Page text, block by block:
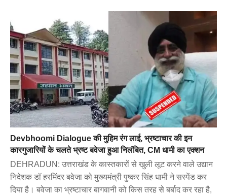
Devbhoomi Dialogue की मुहिम रंग लाई, भ्रष्टाचार की इन
कारगुजारियों के चलते भ्रष्ट बवेजा हुआ निलंबित, CM धामी का एक्शन
DEHRADUN: उत्तराखंड के कास्तकारों से खुली लूट करने वाले उद्यान
निदेशक डॉ हरमिंदर बवेजा को मुख्यमंत्री पुष्कर सिंह धामी ने सस्पेंड कर
दिया है। बवेजा का भ्रष्टाचार बागवानी को किस तरह से बर्बाद कर रहा है,